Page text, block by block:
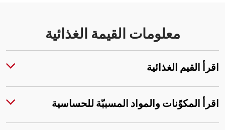
معلومات القيمة الغذائية
اقرأ القيم الغذائية
اقرأ المكوّنات والمواد المسببّة للحساسية